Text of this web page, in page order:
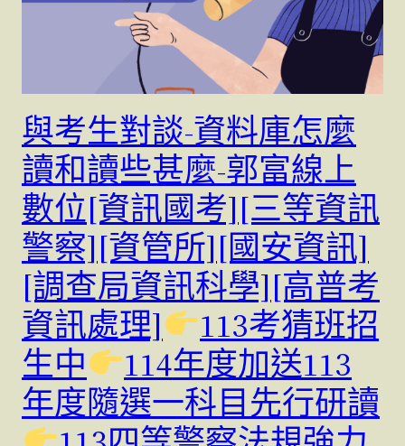
與考生對談-資料庫怎麼
讀和讀些甚麼-郭富線上
數位[資訊國考][三等資訊
警察][資管所][國安資訊]
[調查局資訊科學][高普考
資訊處理]
113考猜班招
生中
114年度加送113
年度隨選一科目先行研讀